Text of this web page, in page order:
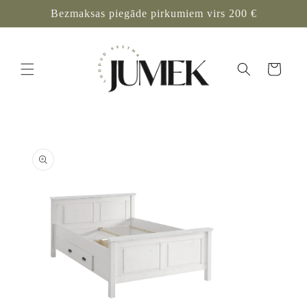
juurde
Bezmaksas piegāde pirkumiem virs 200 €
Ostukorv
Tooteinfo
juurde